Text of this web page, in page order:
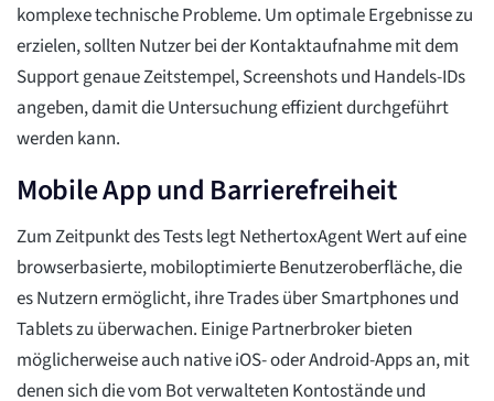
komplexe technische Probleme. Um optimale Ergebnisse zu
erzielen, sollten Nutzer bei der Kontaktaufnahme mit dem
Support genaue Zeitstempel, Screenshots und Handels-IDs
angeben, damit die Untersuchung effizient durchgeführt
werden kann.
Mobile App und Barrierefreiheit
Zum Zeitpunkt des Tests legt NethertoxAgent Wert auf eine
browserbasierte, mobiloptimierte Benutzeroberfläche, die
es Nutzern ermöglicht, ihre Trades über Smartphones und
Tablets zu überwachen. Einige Partnerbroker bieten
möglicherweise auch native iOS- oder Android-Apps an, mit
denen sich die vom Bot verwalteten Kontostände und